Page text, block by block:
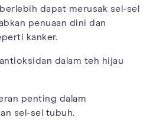
dapat merusak sel-sel
penuaan dini dan
kanker.
dalam teh hijau
penting dalam
sel-sel tubuh.